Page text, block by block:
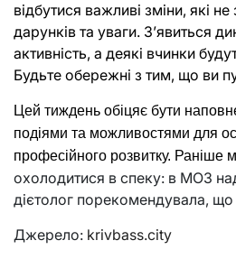
відбутися важливі зміни, які
дарунків та уваги. Зʼявиться
активність, а деякі вчинки
Будьте обережні з тим, що ви
Цей тиждень обіцяє бути
подіями та можливостями для
професійного розвитку. Раніше
охолодитися в спеку: в МОЗ
дієтолог порекомендувала,
Джерело: krivbass.city